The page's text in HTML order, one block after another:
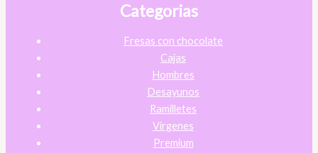
Categorias
Fresas con chocolate
Cajas
Hombres
Desayunos
Ramilletes
Virgenes
Premium